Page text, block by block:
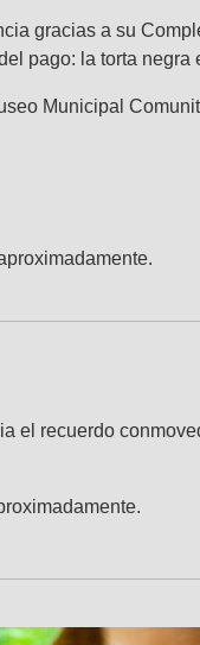
gracias a su
pago: la torta negra
Municipal
el recuerdo